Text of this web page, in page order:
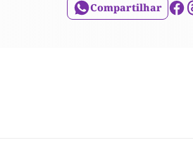
Compartilhar